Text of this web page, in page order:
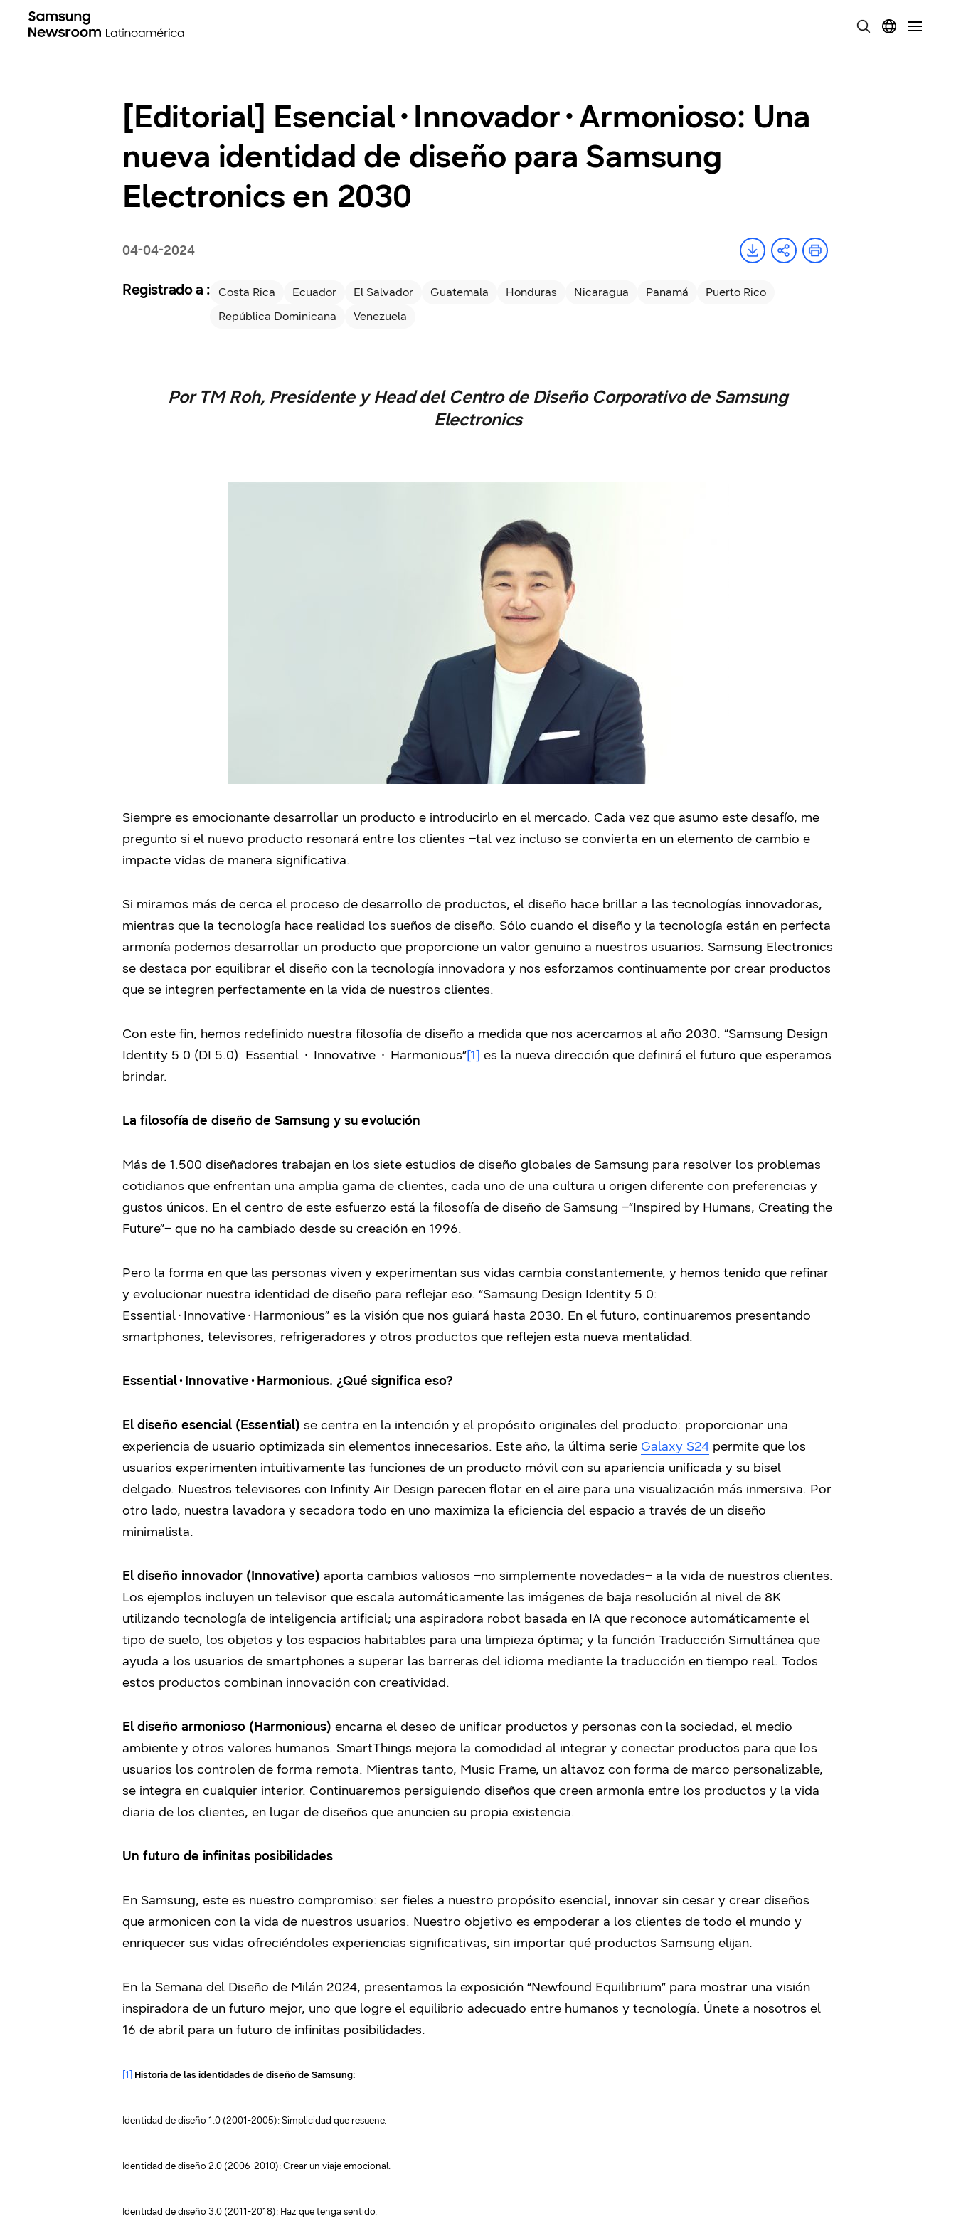
[Editorial] Esencial∙Innovador∙Armonioso: Una
nueva identidad de diseño para Samsung
Electronics en 2030
04-04-2024
Registrado a : Costa Rica Ecuador El Salvador Guatemala Honduras Nicaragua Panamá
Puerto Rico
República Dominicana
Venezuela
Por TM Roh, Presidente y Head del Centro de Diseño Corporativo de Samsung
Electronics
Siempre es emocionante desarrollar un producto e introducirlo en el mercado. Cada vez que asumo este desafío, me
pregunto si el nuevo producto resonará entre los clientes –tal vez incluso se convierta en un elemento de cambio e
impacte vidas de manera significativa.
Si miramos más de cerca el proceso de desarrollo de productos, el diseño hace brillar a las tecnologías innovadoras,
mientras que la tecnología hace realidad los sueños de diseño. Sólo cuando el diseño y la tecnología están en perfecta
armonía podemos desarrollar un producto que proporcione un valor genuino a nuestros usuarios. Samsung Electronics
se destaca por equilibrar el diseño con la tecnología innovadora y nos esforzamos continuamente por crear productos
que se integren perfectamente en la vida de nuestros clientes.
Con este fin, hemos redefinido nuestra filosofía de diseño a medida que nos acercamos al año 2030. “Samsung Design
Identity 5.0 (DI 5.0): Essential ∙ Innovative ∙ Harmonious”[1] es la nueva dirección que definirá el futuro que esperamos
brindar.
La filosofía de diseño de Samsung y su evolución
Más de 1.500 diseñadores trabajan en los siete estudios de diseño globales de Samsung para resolver los problemas
cotidianos que enfrentan una amplia gama de clientes, cada uno de una cultura u origen diferente con preferencias y
gustos únicos. En el centro de este esfuerzo está la filosofía de diseño de Samsung –“Inspired by Humans, Creating the
Future”– que no ha cambiado desde su creación en 1996.
Pero la forma en que las personas viven y experimentan sus vidas cambia constantemente, y hemos tenido que refinar
y evolucionar nuestra identidad de diseño para reflejar eso. “Samsung Design Identity 5.0:
Essential∙Innovative∙Harmonious” es la visión que nos guiará hasta 2030. En el futuro, continuaremos presentando
smartphones, televisores, refrigeradores y otros productos que reflejen esta nueva mentalidad.
Essential∙Innovative∙Harmonious. ¿Qué significa eso?
El diseño esencial (Essential) se centra en la intención y el propósito originales del producto: proporcionar una
experiencia de usuario optimizada sin elementos innecesarios. Este año, la última serie Galaxy S24 permite que los
usuarios experimenten intuitivamente las funciones de un producto móvil con su apariencia unificada y su bisel
delgado. Nuestros televisores con Infinity Air Design parecen flotar en el aire para una visualización más inmersiva. Por
otro lado, nuestra lavadora y secadora todo en uno maximiza la eficiencia del espacio a través de un diseño
minimalista.
El diseño innovador (Innovative) aporta cambios valiosos –no simplemente novedades– a la vida de nuestros clientes.
Los ejemplos incluyen un televisor que escala automáticamente las imágenes de baja resolución al nivel de 8K
utilizando tecnología de inteligencia artificial; una aspiradora robot basada en IA que reconoce automáticamente el
tipo de suelo, los objetos y los espacios habitables para una limpieza óptima; y la función Traducción Simultánea que
ayuda a los usuarios de smartphones a superar las barreras del idioma mediante la traducción en tiempo real. Todos
estos productos combinan innovación con creatividad.
El diseño armonioso (Harmonious) encarna el deseo de unificar productos y personas con la sociedad, el medio
ambiente y otros valores humanos. SmartThings mejora la comodidad al integrar y conectar productos para que los
usuarios los controlen de forma remota. Mientras tanto, Music Frame, un altavoz con forma de marco personalizable,
se integra en cualquier interior. Continuaremos persiguiendo diseños que creen armonía entre los productos y la vida
diaria de los clientes, en lugar de diseños que anuncien su propia existencia.
Un futuro de infinitas posibilidades
En Samsung, este es nuestro compromiso: ser fieles a nuestro propósito esencial, innovar sin cesar y crear diseños
que armonicen con la vida de nuestros usuarios. Nuestro objetivo es empoderar a los clientes de todo el mundo y
enriquecer sus vidas ofreciéndoles experiencias significativas, sin importar qué productos Samsung elijan.
En la Semana del Diseño de Milán 2024, presentamos la exposición “Newfound Equilibrium” para mostrar una visión
inspiradora de un futuro mejor, uno que logre el equilibrio adecuado entre humanos y tecnología. Únete a nosotros el
16 de abril para un futuro de infinitas posibilidades.
[1] Historia de las identidades de diseño de Samsung:
Identidad de diseño 1.0 (2001-2005): Simplicidad que resuene.
Identidad de diseño 2.0 (2006-2010): Crear un viaje emocional.
Identidad de diseño 3.0 (2011-2018): Haz que tenga sentido.